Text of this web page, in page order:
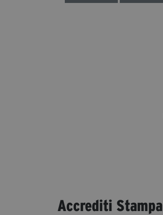
Accrediti Stampa